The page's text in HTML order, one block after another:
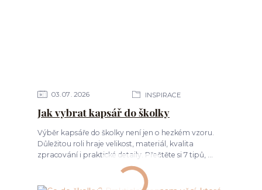
03 07 2026 INSPIRACE
Jak vybrat kapsář do školky
Výběr kapsáře do školky není jen o hezkém vzoru.
Důležitou roli hraje velikost, materiál, kvalita
zpracování i praktické detaily. Přečtěte si 7 tipů, ...